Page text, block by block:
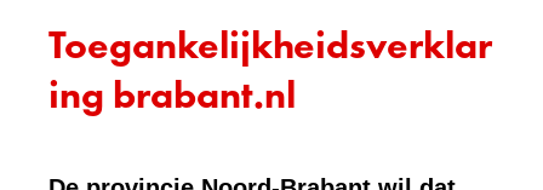
Toegankelijkheidsverklar
ing brabant.nl